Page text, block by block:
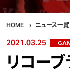
HOME ニュース一覧
2021.03.25
リコー